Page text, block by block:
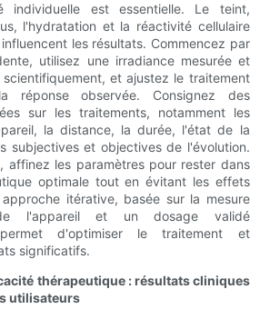
individuelle est essentielle. Le teint,
l'hydratation et la réactivité cellulaire
les résultats. Commencez par
utilisez une irradiance mesurée et
et ajustez le traitement
réponse observée. Consignez des
sur les traitements, notamment les
la distance, la durée, l'état de la
subjectives et objectives de l'évolution.
affinez les paramètres pour rester dans
optimale tout en évitant les effets
itérative, basée sur la mesure
l'appareil et un dosage validé
permet d'optimiser le traitement et
significatifs.
thérapeutique : résultats cliniques
utilisateurs